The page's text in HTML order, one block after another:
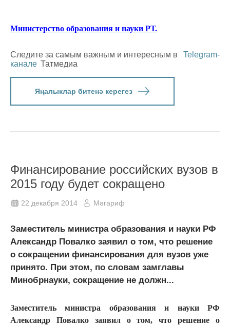
Министерство образования и науки РТ.
Следите за самым важным и интересным в
Telegram-
канале Татмедиа
Яңалыклар битенә керегез
Финансирование российских вузов в
2015 году будет сокращено
22 декабря 2014 Мәгариф
Заместитель министра образования и науки РФ
Александр Повалко заявил о том, что решение
о сокращении финансирования для вузов уже
принято. При этом, по словам замглавы
Минобрнауки, сокращение не должн...
Заместитель министра образования и науки РФ
Александр Повалко заявил о том, что решение о